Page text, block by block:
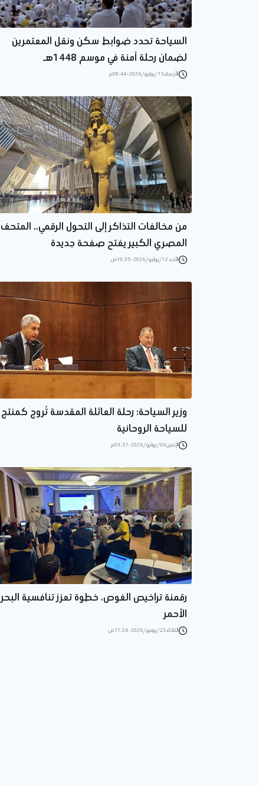
السياحة تحدد ضوابط سكن ونقل المعتمرين
لضمان رحلة آمنة في موسم 1448هـ
الأربعاء 15/يوليو/2026 - 08:44 م
من مخالفات التذاكر إلى التحول الرقمي.. المتحف
المصري الكبير يفتح صفحة جديدة
الأحد 12/يوليو/2026 - 10:35 ص
وزير السياحة: رحلة العائلة المقدسة تُروج كمنتج
للسياحة الروحانية
الإثنين 06/يوليو/2026 - 03:37 م
رقمنة تراخيص الغوص، خطوة تعزز تنافسية البحر
الأحمر
الثلاثاء 23/يونيو/2026 - 11:24 ص